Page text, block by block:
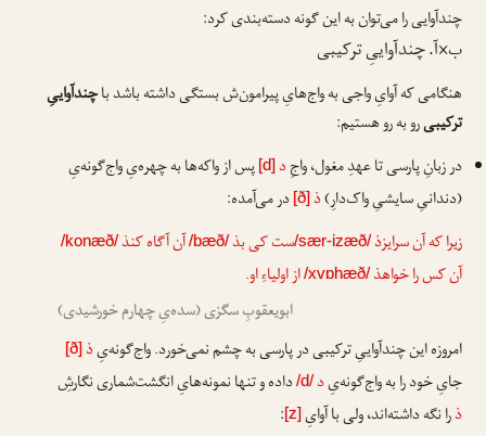
چندآوایی را می‌توان به این گونه دسته‌بندی کرد:
ب×آ. چندآواییِ ترکیبی
هنگامی که آوایِ واجی به واج‌هایِ پیرامون‌ش بستگی داشته باشد باچندآواییِ
ترکیبیرو به رو هستیم:
در زبانِ پارسی تا عهدِ مغول، واجِد [d] پس از واکه‌ها به چهره‌یِ واج‌گونه‌یِ
(دندانیِ سایشیِ واک‌دارِ)ذ [ð] در می‌آمده:
زیرا که آن سرایزذ/sær-izæð/ست کی بذ/bæð/آن آگاه کنذ/konæð/
آن کس را خواهذ/xvɒhæð/از اولیاءِ او.
ابویعقوبِ سگزی (سده‌یِ چهارم خورشیدی)
امروزه این چندآواییِ ترکیبی در پارسی به چشم نمی‌خورد. واج‌گونه‌یِذ [ð]
جایِ خود را به واج‌گونه‌یِد /d/داده و تنها نمونه‌هایِ انگشت‌شماری نگارشِ
ذرا نگه داشته‌اند، ولی با آوایِ [z]
: